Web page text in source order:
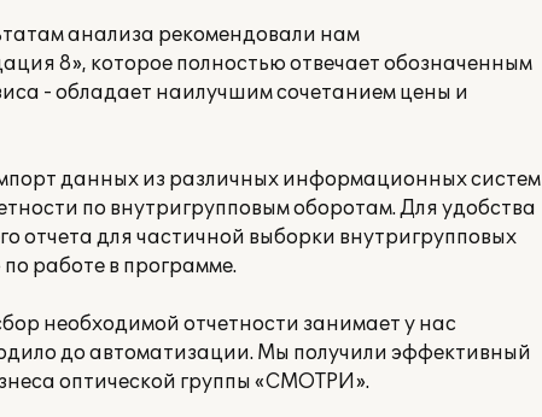
анализа рекомендовали нам
8», которое полностью отвечает обозначенным
- обладает наилучшим сочетанием цены и
данных из различных информационных систем
по внутригрупповым оборотам. Для удобства
отчета для частичной выборки внутригрупповых
работе в программе.
необходимой отчетности занимает у нас
до автоматизации. Мы получили эффективный
оптической группы «СМОТРИ».